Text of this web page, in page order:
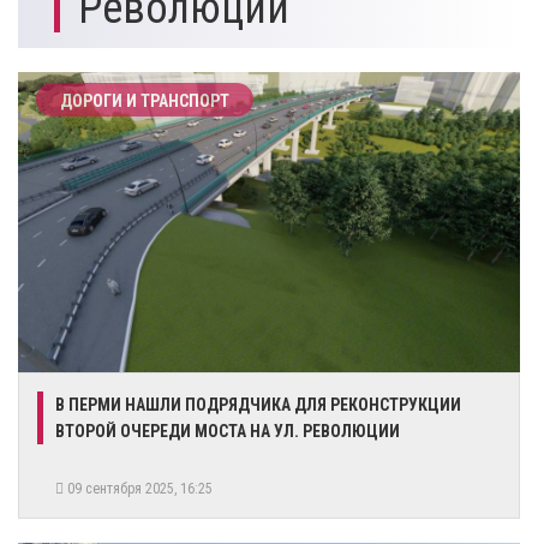
ДОРОГИ И ТРАНСПОРТ
В ПЕРМИ НАШЛИ ПОДРЯДЧИКА ДЛЯ РЕКОНСТРУКЦИИ
ВТОРОЙ ОЧЕРЕДИ МОСТА НА УЛ. РЕВОЛЮЦИИ
09 сентября 2025, 16:25